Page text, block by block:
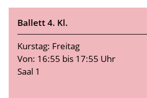
Ballett 4. Kl.
Kurstag: Freitag
Von: 16:55 bis 17:55 Uhr
Saal 1